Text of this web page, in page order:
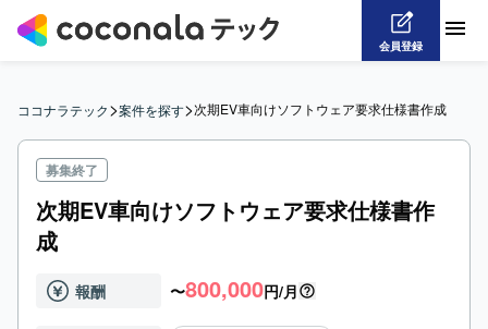
会員登録
ココナラテック>案件を探す>次期EV車向けソフトウェア要求仕様書作成
募集終了
次期EV車向けソフトウェア要求仕様書作
成
報酬 〜800,000円/月